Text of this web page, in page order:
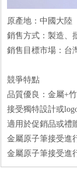
原產地：中國大陸
銷售方式：製造、
銷售目標市場：台
競爭特點
品質優良：金屬+
接受獨特設計或
適用於促銷品或禮
金屬原子筆接受進
金屬原子筆接受進